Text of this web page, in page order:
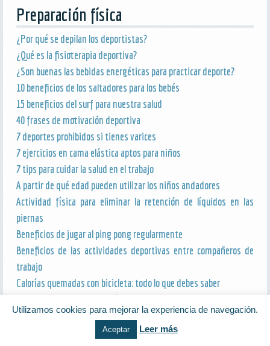
Preparación física
¿Por qué se depilan los deportistas?
¿Qué es la fisioterapia deportiva?
¿Son buenas las bebidas energéticas para practicar deporte?
10 beneficios de los saltadores para los bebés
15 beneficios del surf para nuestra salud
40 frases de motivación deportiva
7 deportes prohibidos si tienes varices
7 ejercicios en cama elástica aptos para niños
7 tips para cuidar la salud en el trabajo
A partir de qué edad pueden utilizar los niños andadores
Actividad física para eliminar la retención de líquidos en las
piernas
Beneficios de jugar al ping pong regularmente
Beneficios de las actividades deportivas entre compañeros de
trabajo
Calorías quemadas con bicicleta: todo lo que debes saber
rodillo y ciclo indoor
Claves y beneficios para el cuerpo y la mente del masaje tántrico
Utilizamos cookies para mejorar la experiencia de navegación.
Aceptar Leer más